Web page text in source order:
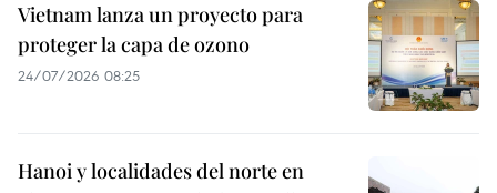
Vietnam lanza un proyecto para
proteger la capa de ozono
24/07/2026 08:25
Hanoi y localidades del norte en